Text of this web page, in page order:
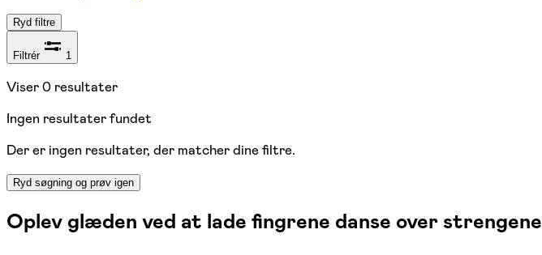
Ryd filtre
Filtrér 1
Viser0 resultater
Ingen resultater fundet
Der er ingen resultater, der matcher dine filtre.
Ryd søgning og prøv igen
Oplev glæden ved at lade fingrene danse over strengene